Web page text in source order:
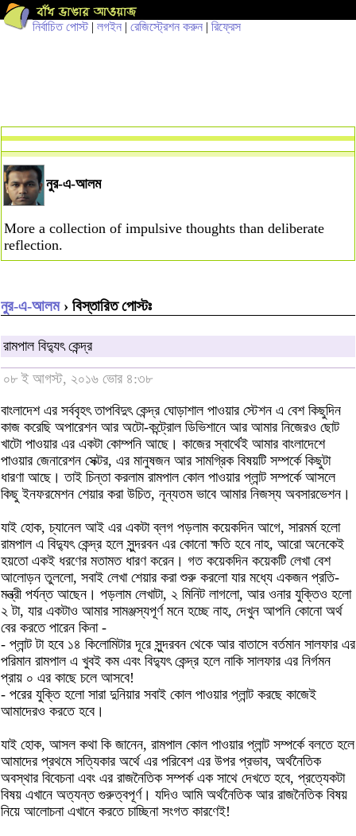
নির্বাচিত পোস্ট| লগইন | রেজিস্ট্রেশন করুন | রিফ্রেস
নুর-এ-আলম
More a collection of impulsive thoughts than deliberate
reflection.
নুর-এ-আলম› বিস্তারিত পোস্টঃ
রামপাল বিদ্যুৎ কেন্দ্র
০৮ ই আগস্ট, ২০১৬ ভোর ৪:৩৮
বাংলাদেশ এর সর্ববৃহৎ তাপবিদুৎ কেন্দ্র ঘোড়াশাল পাওয়ার স্টেশন এ বেশ কিছুদিন
কাজ করেছি অপারেশন আর অটো-কন্ট্রোল ডিভিশানে আর আমার নিজেরও ছোট
খাটো পাওয়ার এর একটা কোম্পনি আছে। কাজের স্বার্থেই আমার বাংলাদেশে
পাওয়ার জেনারেশন সেক্টর, এর মানুষজন আর সামগ্রিক বিষয়টি সম্পর্কে কিছুটা
ধারণা আছে। তাই চিন্তা করলাম রামপাল কোল পাওয়ার প্লান্ট সম্পর্কে আসলে
কিছু ইনফরমেশন শেয়ার করা উচিত, নূন্যতম ভাবে আমার নিজস্য অবসারভেশন।
যাই হোক, চ্যানেল আই এর একটা ব্লগ পড়লাম কয়েকদিন আগে, সারমর্ম হলো
রামপাল এ বিদ্যুৎ কেন্দ্র হলে সুন্দরবন এর কোনো ক্ষতি হবে নাহ, আরো অনেকেই
হয়তো একই ধরণের মতামত ধারণ করেন। গত কয়েকদিন কয়েকটি লেখা বেশ
আলোড়ন তুললো, সবাই লেখা শেয়ার করা শুরু করলো যার মধ্যে একজন প্রতি-
মন্ত্রী পর্যন্ত আছেন। পড়লাম লেখাটা, ২ মিনিট লাগলো, আর ওনার যুক্তিও হলো
২ টা, যার একটাও আমার সামঞ্জস্যপূর্ণ মনে হচ্ছে নাহ, দেখুন আপনি কোনো অর্থ
বের করতে পারেন কিনা -
- প্লান্ট টা হবে ১৪ কিলোমিটার দূরে সুন্দরবন থেকে আর বাতাসে বর্তমান সালফার এর
পরিমান রামপাল এ খুবই কম এবং বিদ্যুৎ কেন্দ্র হলে নাকি সালফার এর নির্গমন
প্রায় ০ এর কাছে চলে আসবে!
- পরের যুক্তি হলো সারা দুনিয়ার সবাই কোল পাওয়ার প্লান্ট করছে কাজেই
আমাদেরও করতে হবে।
যাই হোক, আসল কথা কি জানেন, রামপাল কোল পাওয়ার প্লান্ট সম্পর্কে বলতে হলে
আমাদের প্রথমে সত্যিকার অর্থে এর পরিবেশ এর উপর প্রভাব, অর্থনৈতিক
অবস্থার বিবেচনা এবং এর রাজনৈতিক সম্পর্ক এক সাথে দেখতে হবে, প্রত্যেকটা
বিষয় এখানে অত্যন্ত গুরুত্বপূর্ণ। যদিও আমি অর্থনৈতিক আর রাজনৈতিক বিষয়
নিয়ে আলোচনা এখানে করতে চাচ্ছিনা সংগত কারণেই!